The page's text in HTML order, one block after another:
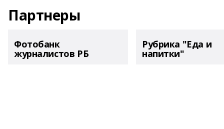
Партнеры
Фотобанк
журналистов РБ
Рубрика "Еда и
напитки"